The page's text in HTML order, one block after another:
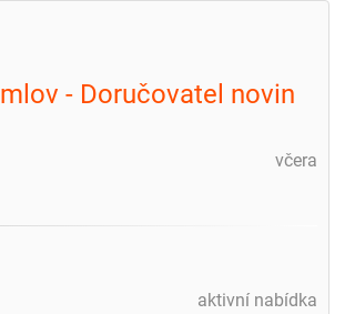
- Doručovatel novin
včera
aktivní nabídka